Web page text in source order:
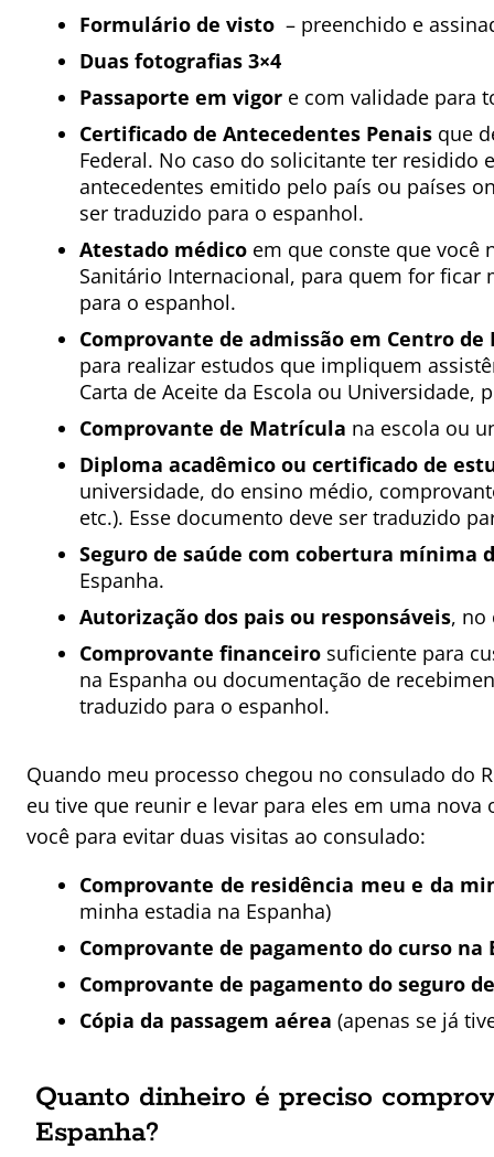
Formulário de visto – preenchido e
Duas fotografias 3×4
Passaporte em vigor e com validade para
Certificado de Antecedentes Penais que
Federal. No caso do solicitante ter
antecedentes emitido pelo país ou países
ser traduzido para o espanhol.
Atestado médico em que conste que você
Sanitário Internacional, para quem for ficar
para o espanhol.
Comprovante de admissão em Centro de
para realizar estudos que impliquem
Carta de Aceite da Escola ou Universidade,
Comprovante de Matrícula na escola ou
Diploma acadêmico ou certificado de
universidade, do ensino médio,
etc.). Esse documento deve ser traduzido
Seguro de saúde com cobertura mínima
Espanha.
Autorização dos pais ou responsáveis, no
Comprovante financeiro suficiente para
na Espanha ou documentação de
traduzido para o espanhol.
Quando meu processo chegou no consulado do
eu tive que reunir e levar para eles em uma
você para evitar duas visitas ao consulado:
Comprovante de residência meu e da
minha estadia na Espanha)
Comprovante de pagamento do curso na
Comprovante de pagamento do seguro
Cópia da passagem aérea (apenas se já
Quanto dinheiro é preciso
Espanha?